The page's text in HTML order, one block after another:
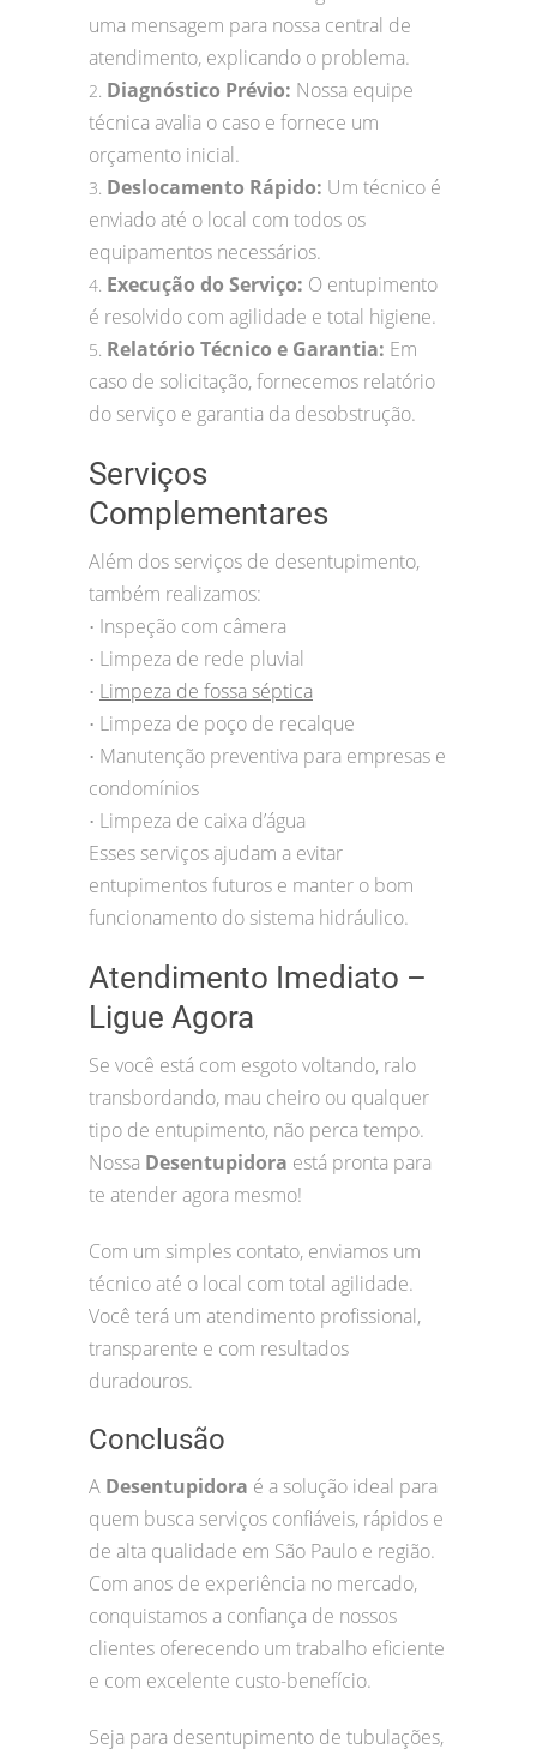
uma mensagem para nossa central de
atendimento, explicando o problema.
2. Diagnóstico Prévio: Nossa equipe
técnica avalia o caso e fornece um
orçamento inicial.
3. Deslocamento Rápido: Um técnico é
enviado até o local com todos os
equipamentos necessários.
4. Execução do Serviço: O entupimento
é resolvido com agilidade e total higiene.
5. Relatório Técnico e Garantia: Em
caso de solicitação, fornecemos relatório
do serviço e garantia da desobstrução.
Serviços
Complementares
Além dos serviços de desentupimento,
também realizamos:
• Inspeção com câmera
• Limpeza de rede pluvial
• Limpeza de fossa séptica
• Limpeza de poço de recalque
• Manutenção preventiva para empresas e
condomínios
• Limpeza de caixa d’água
Esses serviços ajudam a evitar
entupimentos futuros e manter o bom
funcionamento do sistema hidráulico.
Atendimento Imediato –
Ligue Agora
Se você está com esgoto voltando, ralo
transbordando, mau cheiro ou qualquer
tipo de entupimento, não perca tempo.
Nossa Desentupidora está pronta para
te atender agora mesmo!
Com um simples contato, enviamos um
técnico até o local com total agilidade.
Você terá um atendimento profissional,
transparente e com resultados
duradouros.
Conclusão
A Desentupidora é a solução ideal para
quem busca serviços confiáveis, rápidos e
de alta qualidade em São Paulo e região.
Com anos de experiência no mercado,
conquistamos a confiança de nossos
clientes oferecendo um trabalho eficiente
e com excelente custo-benefício.
Seja para desentupimento de tubulações,